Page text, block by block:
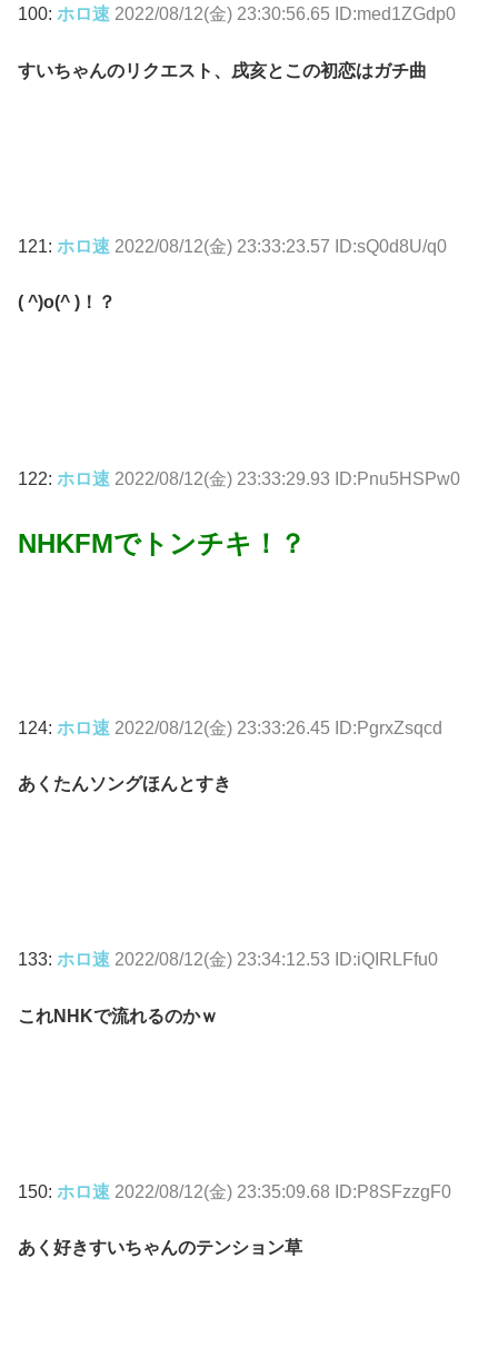
100: ホロ速 2022/08/12(金) 23:30:56.65 ID:med1ZGdp0
すいちゃんのリクエスト、戌亥とこの初恋はガチ曲
121: ホロ速 2022/08/12(金) 23:33:23.57 ID:sQ0d8U/q0
( ^)o(^ )！？
122: ホロ速 2022/08/12(金) 23:33:29.93 ID:Pnu5HSPw0
NHKFMでトンチキ！？
124: ホロ速 2022/08/12(金) 23:33:26.45 ID:PgrxZsqcd
あくたんソングほんとすき
133: ホロ速 2022/08/12(金) 23:34:12.53 ID:iQIRLFfu0
これNHKで流れるのかｗ
150: ホロ速 2022/08/12(金) 23:35:09.68 ID:P8SFzzgF0
あく好きすいちゃんのテンション草